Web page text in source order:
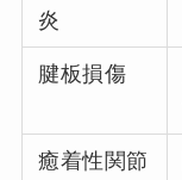
炎
腱板損傷
癒着性関節